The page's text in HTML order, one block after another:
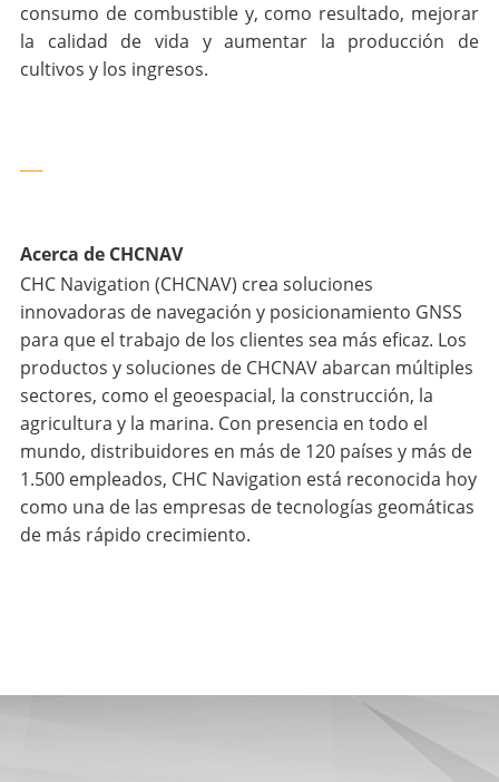
consumo de combustible y, como resultado, mejorar
la calidad de vida y aumentar la producción de
cultivos y los ingresos.
Acerca de CHCNAV
CHC Navigation (CHCNAV) crea soluciones
innovadoras de navegación y posicionamiento GNSS
para que el trabajo de los clientes sea más eficaz. Los
productos y soluciones de CHCNAV abarcan múltiples
sectores, como el geoespacial, la construcción, la
agricultura y la marina. Con presencia en todo el
mundo, distribuidores en más de 120 países y más de
1.500 empleados, CHC Navigation está reconocida hoy
como una de las empresas de tecnologías geomáticas
de más rápido crecimiento.